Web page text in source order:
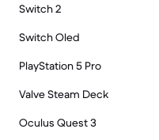
Switch 2
Switch Oled
PlayStation 5 Pro
Valve Steam Deck
Oculus Quest 3